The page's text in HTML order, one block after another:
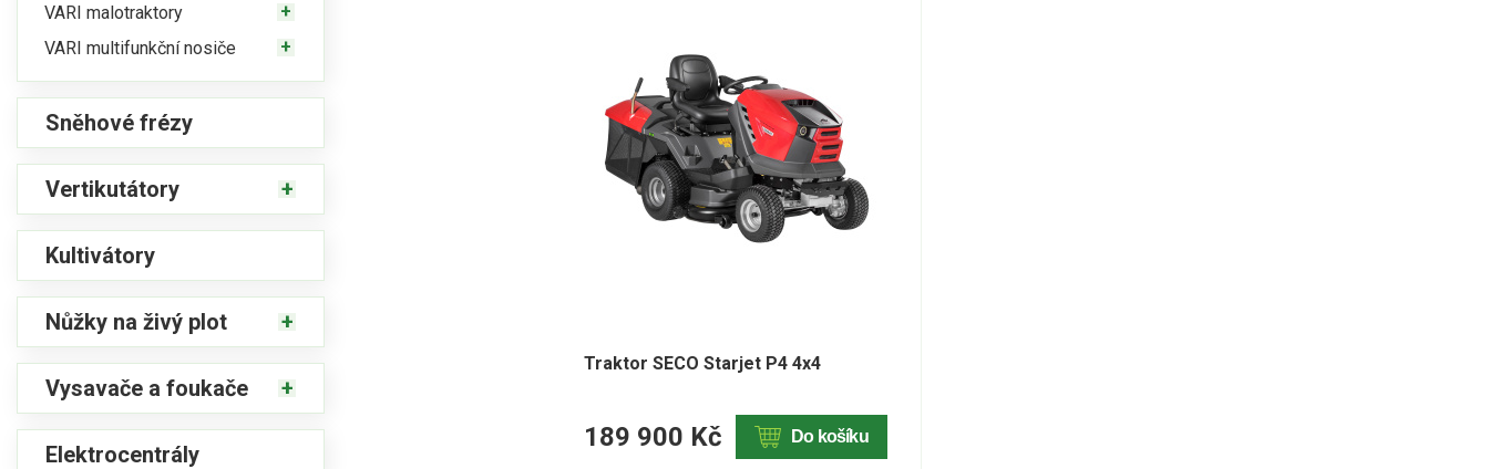
VARI malotraktory
VARI multifunkční nosiče
Sněhové frézy
Vertikutátory
Kultivátory
Nůžky na živý plot
Vysavače a foukače
Elektrocentrály
Traktor SECO Starjet P4 4x4
189 900 Kč Do košíku